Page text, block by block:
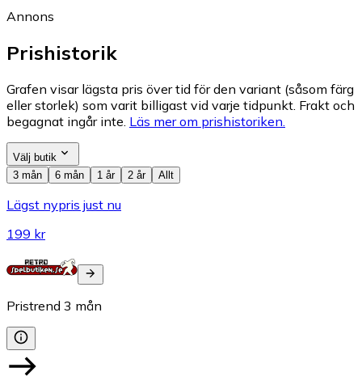
Annons
Prishistorik
Grafen visar lägsta pris över tid för den variant (såsom färg
eller storlek) som varit billigast vid varje tidpunkt. Frakt och
begagnat ingår inte. Läs mer om prishistoriken.
Välj butik
3 mån
6 mån 1 år 2 år Allt
Lägst nypris just nu
199 kr
Pristrend 3 mån